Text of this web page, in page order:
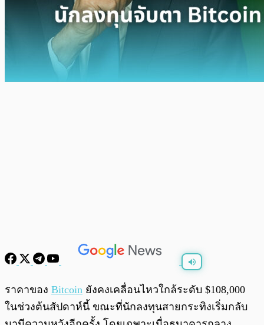
ราคาของ Bitcoin ยังคงเคลื่อนไหวใกล้ระดับ $108,000
ในช่วงต้นสัปดาห์นี้ ขณะที่นักลงทุนสายกระทิงเริ่มกลับ